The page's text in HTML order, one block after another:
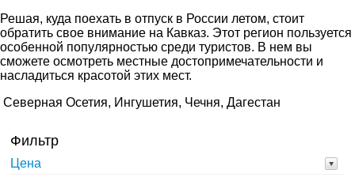
Решая, куда поехать в отпуск в России летом, стоит
обратить свое внимание на Кавказ. Этот регион пользуется
особенной популярностью среди туристов. В нем вы
сможете осмотреть местные достопримечательности и
насладиться красотой этих мест.
Северная Осетия, Ингушетия, Чечня, Дагестан
Фильтр
Цена